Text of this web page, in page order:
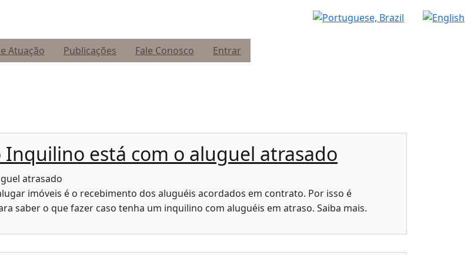
Atuação Publicações Fale Conosco Entrar
está com o aluguel atrasado
imóveis é o recebimento dos aluguéis acordados em contrato. Por isso é
saber o que fazer caso tenha um inquilino com aluguéis em atraso. Saiba mais.